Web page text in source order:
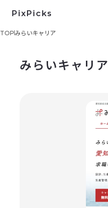
PixPicks
TOP みらいキャリア
みらいキャリア